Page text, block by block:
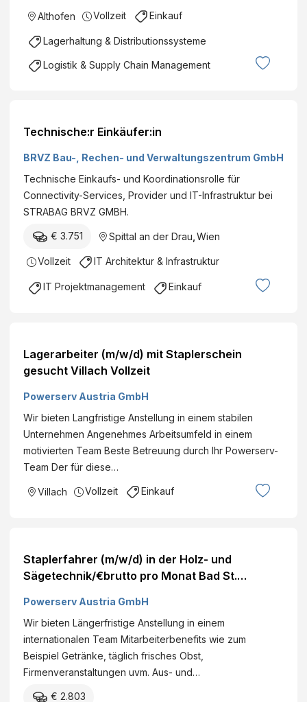
Althofen Vollzeit Einkauf
Lagerhaltung & Distributionssysteme
Logistik & Supply Chain Management
Technische:r Einkäufer:in
BRVZ Bau-, Rechen- und Verwaltungszentrum GmbH
Technische Einkaufs- und Koordinationsrolle für
Connectivity-Services, Provider und IT-Infrastruktur bei
STRABAG BRVZ GMBH.
€ 3.751 Spittal an der Drau Wien
Vollzeit IT Architektur & Infrastruktur
IT Projektmanagement Einkauf
Lagerarbeiter (m/w/d) mit Staplerschein
gesucht Villach Vollzeit
Powerserv Austria GmbH
Wir bieten Langfristige Anstellung in einem stabilen
Unternehmen Angenehmes Arbeitsumfeld in einem
motivierten Team Beste Betreuung durch Ihr Powerserv-
Team Der für diese…
Villach Vollzeit Einkauf
Staplerfahrer (m/w/d) in der Holz- und
Sägetechnik/€brutto pro Monat Bad St.
Powerserv Austria GmbH
Wir bieten Längerfristige Anstellung in einem
internationalen Team Mitarbeiterbenefits wie zum
Beispiel Getränke, täglich frisches Obst,
Firmenveranstaltungen uvm. Aus- und…
€ 2.803